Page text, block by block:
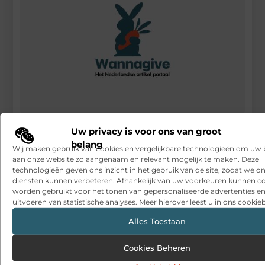
Uw privacy is voor ons van groot
belang
Wij maken gebruik van cookies en vergelijkbare technologieën om uw
aan onze website zo aangenaam en relevant mogelijk te maken. Deze
technologieën geven ons inzicht in het gebruik van de site, zodat we
diensten kunnen verbeteren. Afhankelijk van uw voorkeuren kunnen
worden gebruikt voor het tonen van gepersonaliseerde advertenties
uitvoeren van statistische analyses. Meer hierover leest u in ons
Alles Toestaan
Cookies Beheren
RECENTE BERICHTEN
Snelle sfeerverbetering met accessoires die altijd passen
Een deur die open blijft zonder gedoe
Sitcon: Specialist in beveiligingsoplossingen en